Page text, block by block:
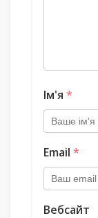
Ім'я *
Email *
Вебсайт